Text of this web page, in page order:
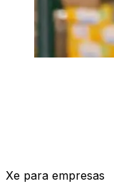
Xe para empresas